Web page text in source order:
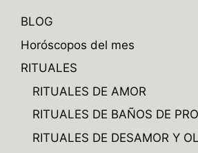
BLOG
Horóscopos del mes
RITUALES
RITUALES DE AMOR
RITUALES DE BAÑOS DE
RITUALES DE DESAMOR Y